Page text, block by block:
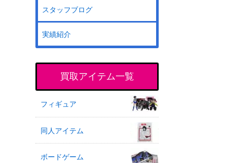
スタッフブログ
実績紹介
買取アイテム一覧
フィギュア
同人アイテム
ボードゲーム